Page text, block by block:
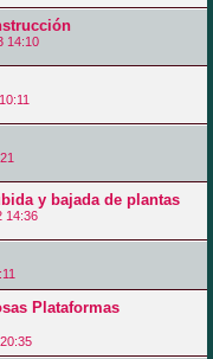
14:10
y bajada de plantas
14:36
Plataformas